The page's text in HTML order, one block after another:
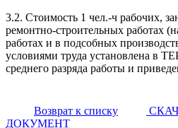
3.2. Стоимость 1 чел.-ч рабочих,
ремонтно-строительных работах
работах и в подсобных
условиями труда установлена в
среднего разряда работы и
Возврат к списку
ДОКУМЕНТ